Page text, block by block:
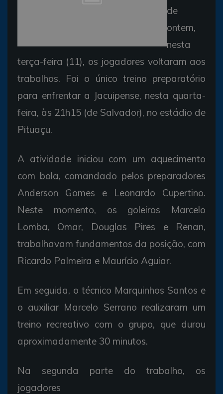
de
ontem,
nesta
terça-feira (11), os jogadores voltaram aos
trabalhos. Foi o único treino preparatório
para enfrentar a Jacuipense, nesta quarta-
feira, às 21h15 (de Salvador), no estádio de
Pituaçu.
A atividade iniciou com um aquecimento
com bola, comandado pelos preparadores
Anderson Gomes e Leonardo Cupertino.
Neste momento, os goleiros Marcelo
Lomba, Omar, Douglas Pires e Renan,
trabalhavam fundamentos da posição, com
Ricardo Palmeira e Maurício Aguiar.
Em seguida, o técnico Marquinhos Santos e
o auxiliar Marcelo Serrano realizaram um
treino recreativo com o grupo, que durou
aproximadamente 30 minutos.
Na segunda parte do trabalho, os
jogadores